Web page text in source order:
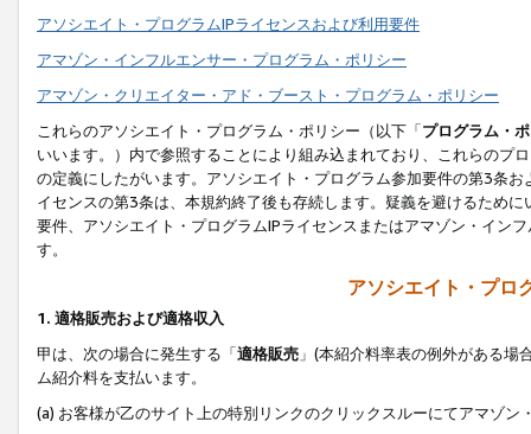
アソシエイト・プログラムIPライセンスおよび利用要件
アマゾン・インフルエンサー・プログラム・ポリシー
アマゾン・クリエイター・アド・ブースト・プログラム・ポリシー
これらのアソシエイト・プログラム・ポリシー（以下「プログラム・
いいます。）内で参照することにより組み込まれており、これらのプ
の定義にしたがいます。アソシエイト・プログラム参加要件の第3条
イセンスの第3条は、本規約終了後も存続します。疑義を避けるため
要件、アソシエイト・プログラムIPライセンスまたはアマゾン・イン
す。
アソシエイト・プロ
1. 適格販売および適格収入
甲は、次の場合に発生する「適格販売 」(本紹介料率表の例外がある
ム紹介料を支払います。
(a) お客様が乙のサイト上の特別リンクのクリックスルーにてアマゾン